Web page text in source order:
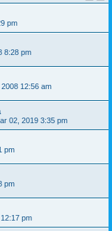
pm
8:28 pm
12:56 am
02, 2019 3:35 pm
pm
pm
pm